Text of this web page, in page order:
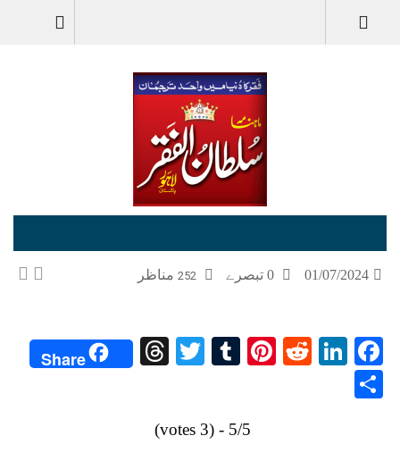
01/07/2024
252 مناظر
Facebook
LinkedIn
Reddit
Pinterest
Tumblr
Twitter
Threads
Share
5/5 - (3 votes)